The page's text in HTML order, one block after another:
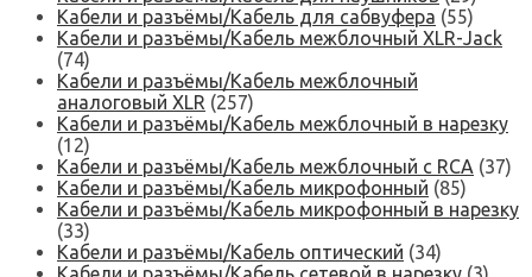
Кабели и разъёмы/Кабель для сабвуфера (55)
Кабели и разъёмы/Кабель межблочный XLR-Jack
(74)
Кабели и разъёмы/Кабель межблочный
аналоговый XLR (257)
Кабели и разъёмы/Кабель межблочный в нарезку
(12)
Кабели и разъёмы/Кабель межблочный с RCA (37)
Кабели и разъёмы/Кабель микрофонный (85)
Кабели и разъёмы/Кабель микрофонный в нарезку
(33)
Кабели и разъёмы/Кабель оптический (34)